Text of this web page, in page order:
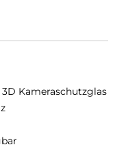
3D Kameraschutzglas